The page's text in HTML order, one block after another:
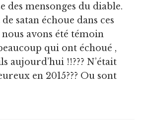
des mensonges du diable.
satan échoue dans ces
avons été témoin
qui ont échoué ,
aujourd’hui !!??? N’était
en 2015??? Ou sont